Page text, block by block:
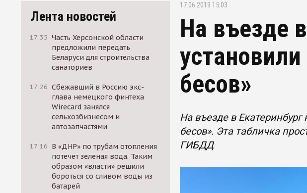
Лента новостей
17:35 Часть Херсонской области
предложили передать
Беларуси для строительства
санаториев
17:26 Сбежавший в Россию экс-
глава немецкого финтеха
Wirecard занялся
сельхозбизнесом и
автозапчастями
17:16 В «ДНР» по трубам отопления
потечет зеленая вода. Таким
образом «власти» решили
бороться со сливом воды из
батарей
17.06.2019 15:03
На въезде
бесов»
На въезде в
бесов». Эта табличка
ГИБДД